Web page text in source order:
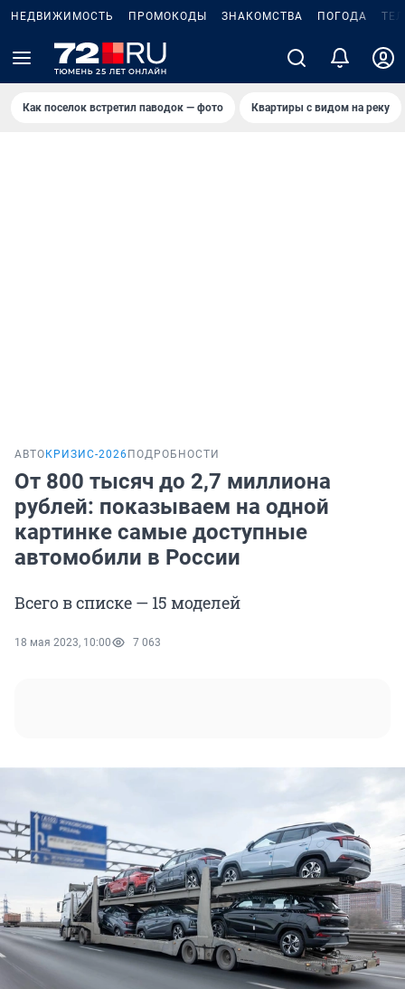
НЕДВИЖИМОСТЬ ПРОМОКОДЫ ЗНАКОМСТВА ПОГОДА
Как поселок встретил паводок — фото Квартиры с видом на реку
АВТО КРИЗИС-2026 ПОДРОБНОСТИ
От 800 тысяч до 2,7 миллиона
рублей: показываем на одной
картинке самые доступные
автомобили в России
Всего в списке — 15 моделей
18 мая 2023, 10:00 7 063